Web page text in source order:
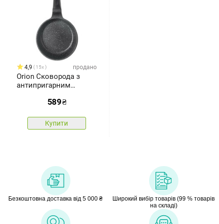
4,9 15x продано
Orion Сковорода з
антипригарним
діаметром 16 см
589₴
Купити
Безкоштовна доставка від 5 000 ₴
Широкий вибір товарів (99 % товарів
на складі)